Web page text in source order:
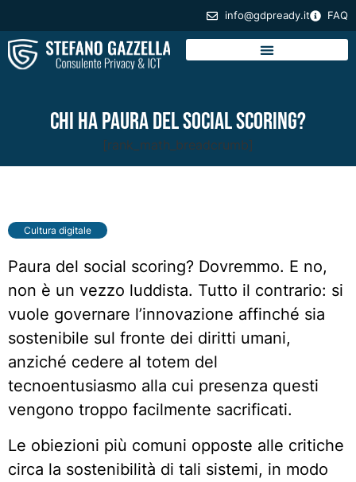
info@gdpready.it FAQ
Chi ha paura del social scoring?
[rank_math_breadcrumb]
Cultura digitale
Paura del social scoring? Dovremmo. E no,
non è un vezzo luddista. Tutto il contrario: si
vuole governare l’innovazione affinché sia
sostenibile sul fronte dei diritti umani,
anziché cedere al totem del
tecnoentusiasmo alla cui presenza questi
vengono troppo facilmente sacrificati.
Le obiezioni più comuni opposte alle critiche
circa la sostenibilità di tali sistemi, in modo